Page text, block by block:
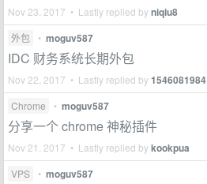
Nov 23, 2017 • Lastly replied byniqiu8
外包 • moguv587
IDC 财务系统长期外包
Nov 22, 2017 • Lastly replied by1546081984
Chrome • moguv587
分享一个 chrome 神秘插件
Nov 21, 2017 • Lastly replied bykookpua
VPS • moguv587